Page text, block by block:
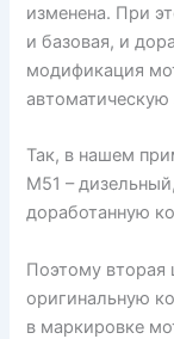
изменена. При
и базовая, и
модификация
автоматическую
Так, в нашем
М51 –
доработанную
Поэтому вторая
оригинальную
в маркировке